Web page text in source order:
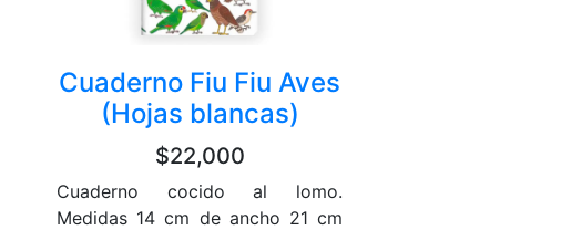
Cuaderno Fiu Fiu Aves
(Hojas blancas)
$22,000
Cuaderno cocido al lomo.
Medidas 14 cm de ancho 21 cm